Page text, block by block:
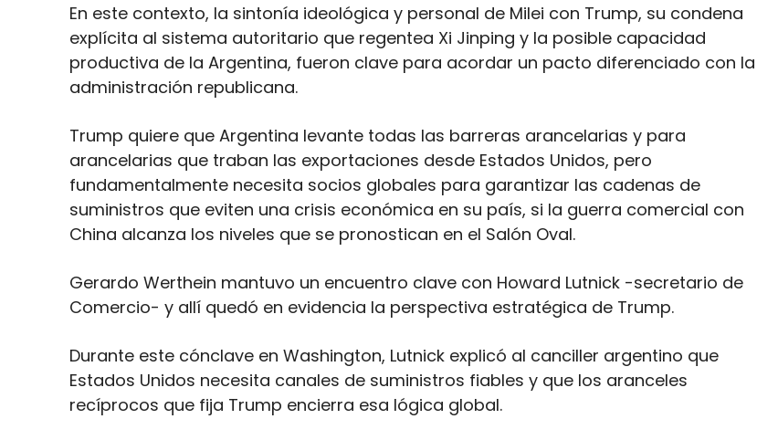
En este contexto, la sintonía ideológica y personal de Milei con Trump, su condena
explícita al sistema autoritario que regentea Xi Jinping y la posible capacidad
productiva de la Argentina, fueron clave para acordar un pacto diferenciado con la
administración republicana.
Trump quiere que Argentina levante todas las barreras arancelarias y para
arancelarias que traban las exportaciones desde Estados Unidos, pero
fundamentalmente necesita socios globales para garantizar las cadenas de
suministros que eviten una crisis económica en su país, si la guerra comercial con
China alcanza los niveles que se pronostican en el Salón Oval.
Gerardo Werthein mantuvo un encuentro clave con Howard Lutnick -secretario de
Comercio- y allí quedó en evidencia la perspectiva estratégica de Trump.
Durante este cónclave en Washington, Lutnick explicó al canciller argentino que
Estados Unidos necesita canales de suministros fiables y que los aranceles
recíprocos que fija Trump encierra esa lógica global.